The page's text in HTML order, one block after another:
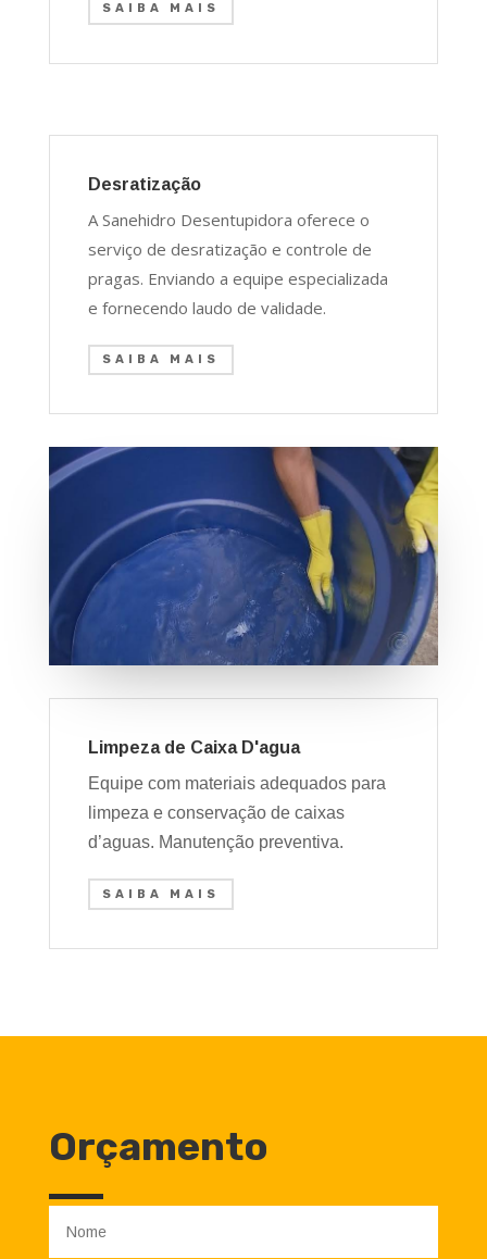
SAIBA MAIS
Desratização
A Sanehidro Desentupidora oferece o
serviço de desratização e controle de
pragas. Enviando a equipe especializada
e fornecendo laudo de validade.
SAIBA MAIS
Limpeza de Caixa D'agua
Equipe com materiais adequados para
limpeza e conservação de caixas
d’aguas. Manutenção preventiva.
SAIBA MAIS
Orçamento